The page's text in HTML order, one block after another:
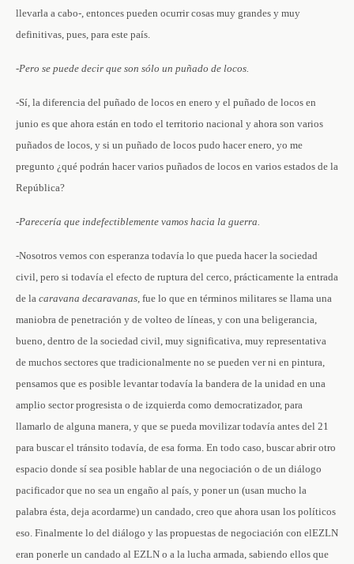
llevarla a cabo-, entonces pueden ocurrir cosas muy grandes y muy
definitivas, pues, para este país.
-Pero se puede decir que son sólo un puñado de locos.
-Sí, la diferencia del puñado de locos en enero y el puñado de locos en
junio es que ahora están en todo el territorio nacional y ahora son varios
puñados de locos, y si un puñado de locos pudo hacer enero, yo me
pregunto ¿qué podrán hacer varios puñados de locos en varios estados de la
República?
-Parecería que indefectiblemente vamos hacia la guerra.
-Nosotros vemos con esperanza todavía lo que pueda hacer la sociedad
civil, pero si todavía el efecto de ruptura del cerco, prácticamente la entrada
de la caravana decaravanas, fue lo que en términos militares se llama una
maniobra de penetración y de volteo de líneas, y con una beligerancia,
bueno, dentro de la sociedad civil, muy significativa, muy representativa
de muchos sectores que tradicionalmente no se pueden ver ni en pintura,
pensamos que es posible levantar todavía la bandera de la unidad en una
amplio sector progresista o de izquierda como democratizador, para
llamarlo de alguna manera, y que se pueda movilizar todavía antes del 21
para buscar el tránsito todavía, de esa forma. En todo caso, buscar abrir otro
espacio donde sí sea posible hablar de una negociación o de un diálogo
pacificador que no sea un engaño al país, y poner un (usan mucho la
palabra ésta, deja acordarme) un candado, creo que ahora usan los políticos
eso. Finalmente lo del diálogo y las propuestas de negociación con elEZLN
eran ponerle un candado al EZLN o a la lucha armada, sabiendo ellos que